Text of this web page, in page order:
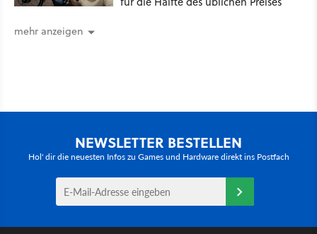
mehr anzeigen
NEWSLETTER BESTELLEN
Hol' dir die neuesten Infos zu Games und Hardware direkt ins Postfach